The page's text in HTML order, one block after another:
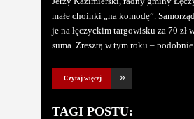
małe choinki „na komodę”.
je na łęczyckim targowisku za 70 zł
suma. Zresztą w tym roku –
Czytaj więcej
TAGI POSTU: